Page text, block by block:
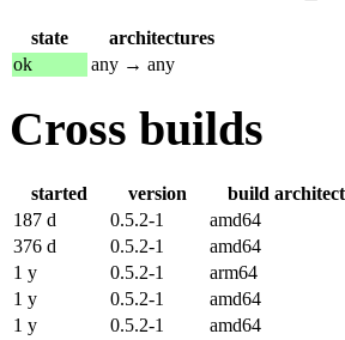
state
architectures
ok
any → any
Cross builds
started version build
187 d
0.5.2-1 amd64
376 d
0.5.2-1 amd64
1 y
0.5.2-1 arm64
1 y
0.5.2-1 amd64
1 y
0.5.2-1 amd64